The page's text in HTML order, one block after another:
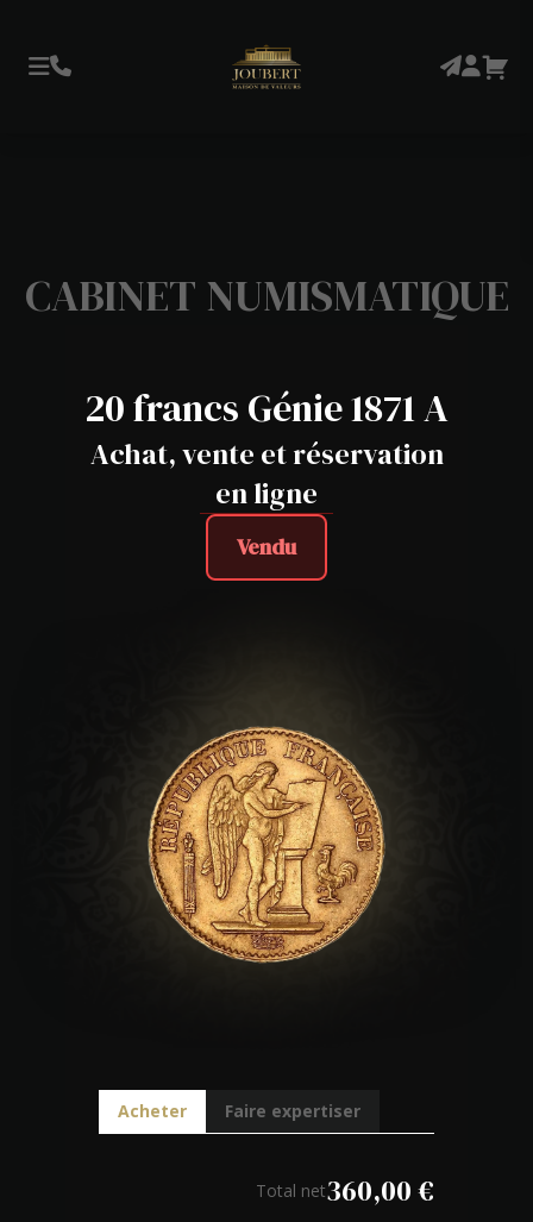
CABINET NUMISMATIQUE
20 francs Génie 1871 A
Achat, vente et réservation
en ligne
Vendu
Acheter Faire expertiser
Total net360,00€